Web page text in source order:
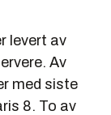
levert av
Av
med siste
8. To av